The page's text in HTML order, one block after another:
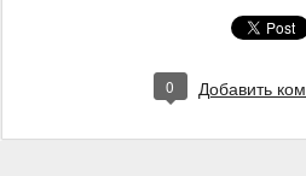
0 Добавить